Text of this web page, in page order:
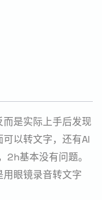
是实际上手后发现
以转文字，还有AI
2h基本没有问题。
眼镜录音转文字